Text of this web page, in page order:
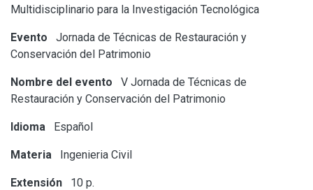
Multidisciplinario para la Investigación Tecnológica
Evento
Jornada de Técnicas de Restauración y
Conservación del Patrimonio
Nombre del evento
V Jornada de Técnicas de
Restauración y Conservación del Patrimonio
Idioma Español
Materia Ingenieria Civil
Extensión 10 p.